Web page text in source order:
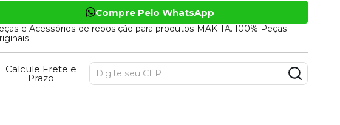
Compre Pelo WhatsApp
e Acessórios de reposição para produtos MAKITA. 100% Peças
Calcule Frete e
Prazo